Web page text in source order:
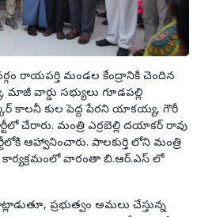
రాయపర్తి మండల కేంద్రానికి చెందిన
వార్డు సభ్యులు గూడపల్లి
కాలనీ కుల పెద్ద పేరని యాకయ్య, గౌరీ
చేరారు. మంత్రి ఎర్రబెల్లి దయాకర్ రావు
ఆహ్వానించారు. పాలకుర్తి లోని మంత్రి
వారంతా బి.ఆర్.ఎస్ లో
ప్రభుత్వం అమలు చేస్తున్న